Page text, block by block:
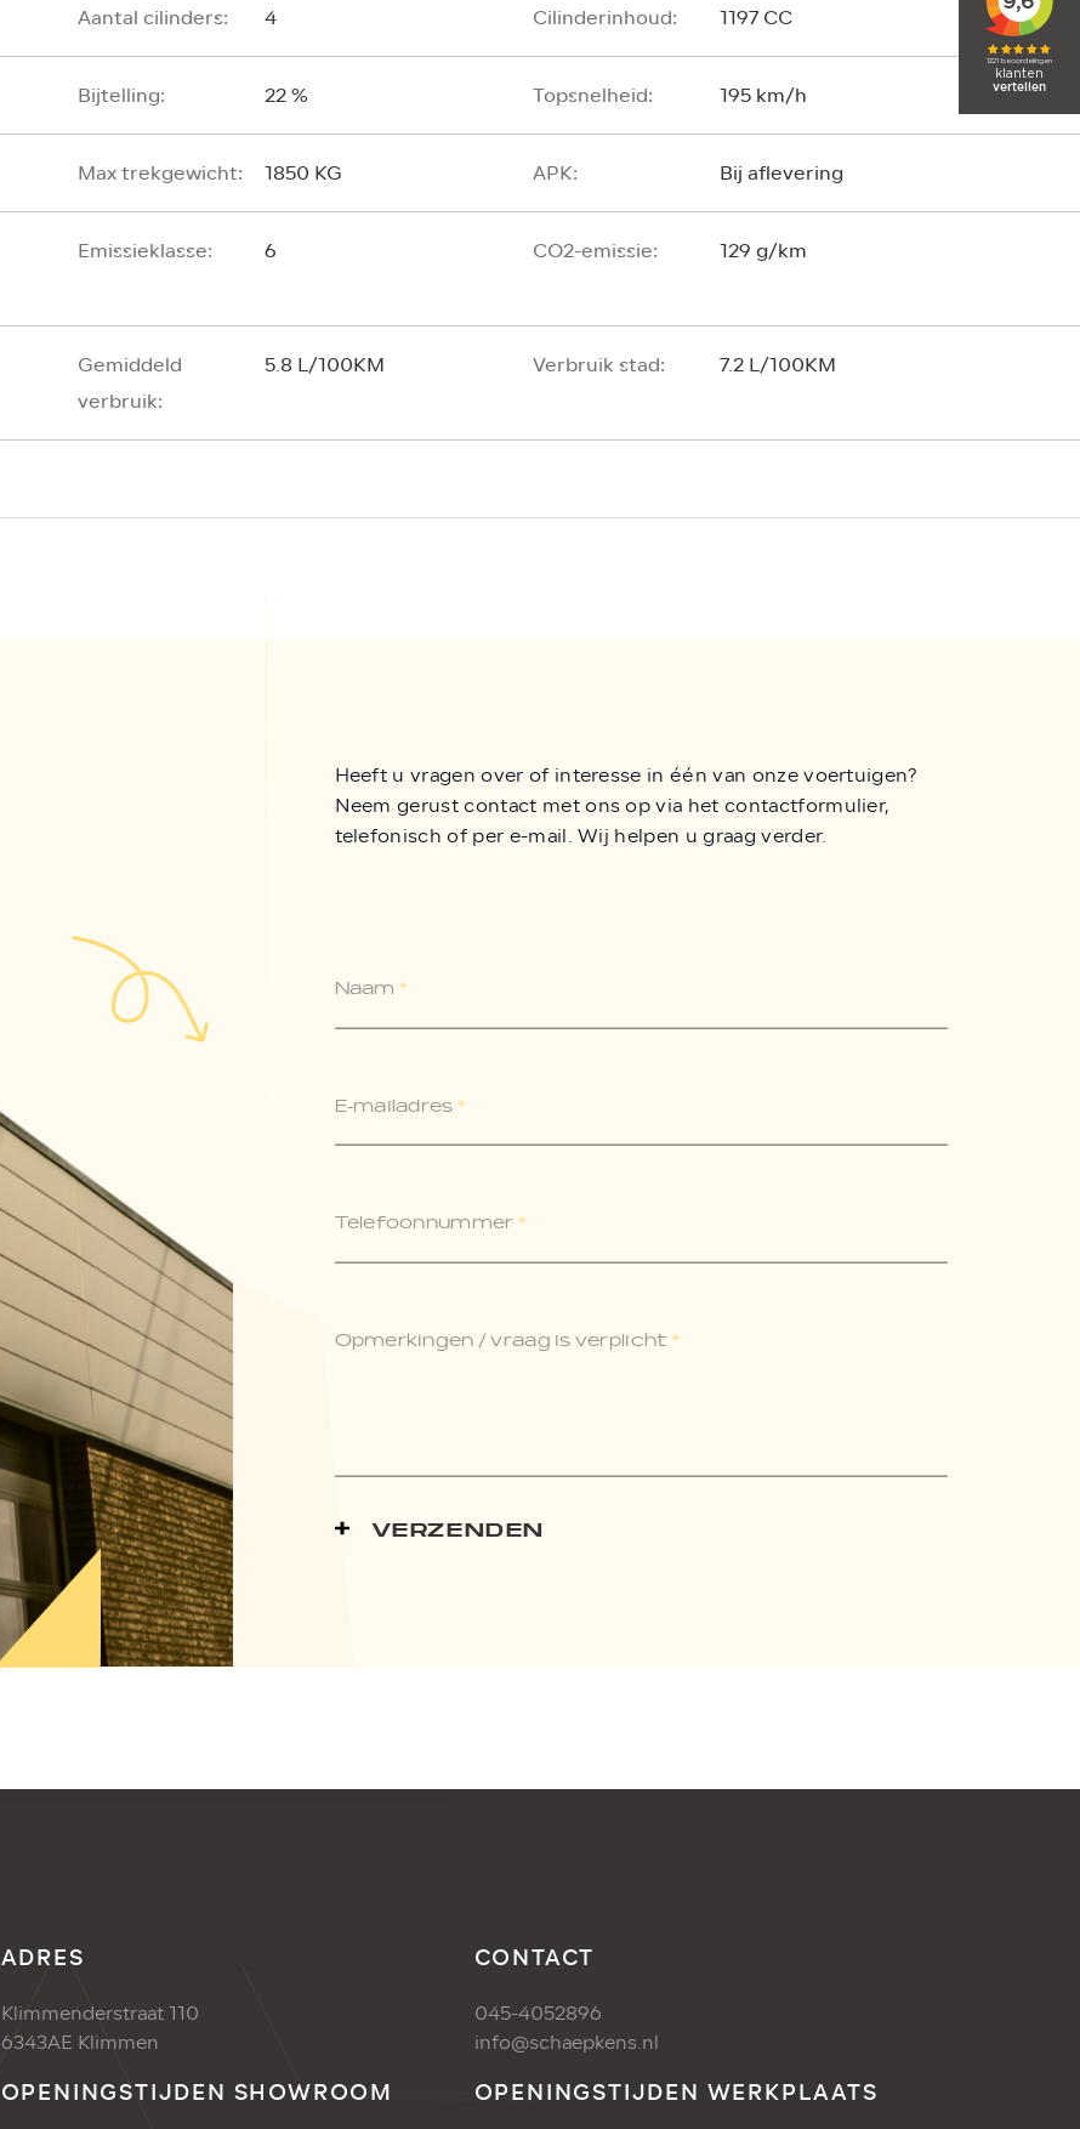
Aantal cilinders: 4 Cilinderinhoud: 1197 CC
Bijtelling: 22 % Topsnelheid: 195 km/h
Max trekgewicht: 1850 KG APK: Bij aflevering
Emissieklasse: 6 CO2-emissie: 129 g/km
Gemiddeld
verbruik:
5.8 L/100KM Verbruik stad: 7.2 L/100KM
Heeft u vragen over of interesse in één van onze voertuigen?
Neem gerust contact met ons op via het contactformulier,
telefonisch of per e-mail. Wij helpen u graag verder.
Naam *
E-mailadres*
Telefoonnummer*
Opmerkingen / vraag is verplicht *
VERZENDEN
ADRES
Klimmenderstraat 110
6343AE Klimmen
CONTACT
045-4052896
info@schaepkens.nl
OPENINGSTIJDEN SHOWROOM OPENINGSTIJDEN WERKPLAATS